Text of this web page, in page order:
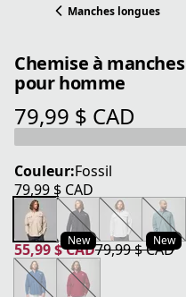
Manches longues
Chemise à
pour homme
79,99 $ CAD
prix actuel 79,99 $ CAD
Couleur:Fossil
79,99 $ CAD
prix actuel 79,99 $ CAD
New New
55,99 $ CAD
prix actuel 55,99 $ CAD
79,99 $ CAD
prix original 79,99 $ CAD